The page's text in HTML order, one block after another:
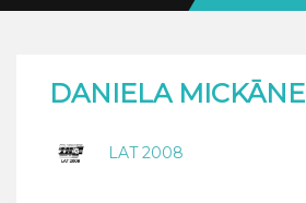
DANIELA MICKĀNE
LAT 2008